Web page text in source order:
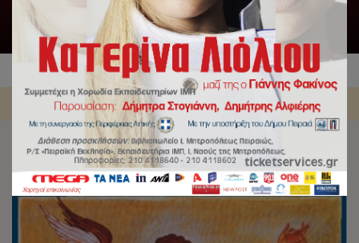
Αρχική / Εκδηλώσεις / Πρόγραμμα Επιμόρφωσης Εφήβων